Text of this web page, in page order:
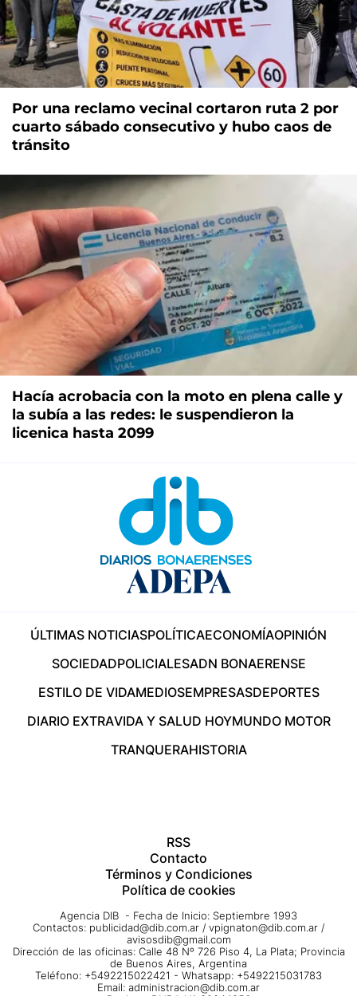
Por una reclamo vecinal cortaron ruta 2 por
cuarto sábado consecutivo y hubo caos de
tránsito
Hacía acrobacia con la moto en plena calle y
la subía a las redes: le suspendieron la
licenica hasta 2099
ÚLTIMAS NOTICIASPOLÍTICAECONOMÍAOPINIÓN
SOCIEDADPOLICIALESADN BONAERENSE
ESTILO DE VIDAMEDIOSEMPRESASDEPORTES
DIARIO EXTRAVIDA Y SALUD HOYMUNDO MOTOR
TRANQUERAHISTORIA
RSS
Contacto
Términos y Condiciones
Política de cookies
Agencia DIB - Fecha de Inicio: Septiembre 1993
Contactos: publicidad@dib.com.ar / vpignaton@dib.com.ar /
avisosdib@gmail.com
Dirección de las oficinas: Calle 48 Nº 726 Piso 4, La Plata; Provincia
de Buenos Aires, Argentina
Teléfono: +5492215022421 - Whatsapp: +5492215031783
Email: administracion@dib.com.ar